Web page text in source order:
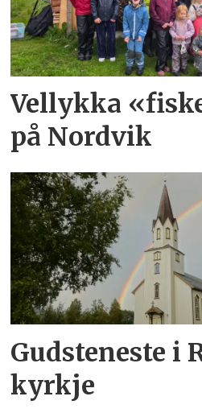
Vellykka
på Nordvik
Gudsteneste i
kyrkje